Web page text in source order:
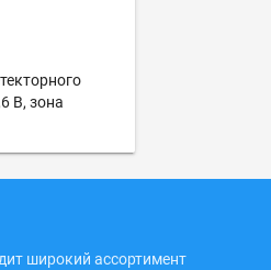
В, зона
широкий ассортимент